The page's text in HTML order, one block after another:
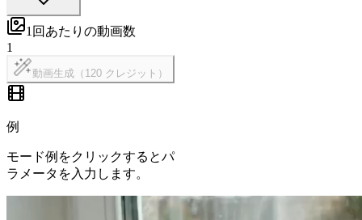
1回あたりの動画数
1
動画生成（120 クレジット）
例
モード例をクリックするとパ
ラメータを入力します。